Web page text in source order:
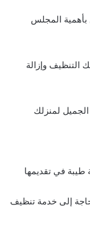
المجلس
وإزالة
لمنزلك
في تقديمها
إلى خدمة تنظيف